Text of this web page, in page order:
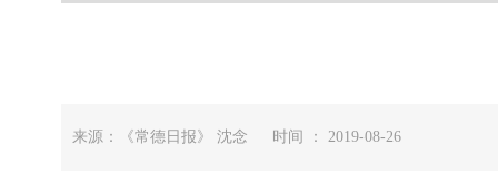
来源：《常德日报》 沈念 时间 ： 2019-08-26